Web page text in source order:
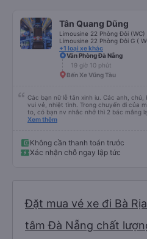
Tân Quang Dũng
Limousine 22 Phòng Đôi (WC)
Limousine 22 Phòng Đôi G (
+1 loại xe khác
Văn Phòng Đà Nẵng
19 giờ 10 phút
Bến Xe Vũng Tàu
Các bạn nữ lễ tân xinh iu. Các anh, chú,
vui vẻ, nhiệt tình. Trong chuyến đi của mình có 2 gia đình bác lớn tuổi nc khá
to, có bạn nv nhắc nhở thì 2 bác mắng
xấu thì mình ngược lại nha. Bạn ấy nhắc
bạn ấy nha. Nếu bạn ấy bị trừ thì bảo
trợ ạ. Số mình đuôi 666, chuyến ĐH-NT
iu còn đổi cho mình phòng đơn sang đôi
Xem thêm
Không cần thanh toán trước
Xác nhận chỗ ngay lập tức
Đặt mua vé xe đi Bà
tâm Đà Nẵng chất